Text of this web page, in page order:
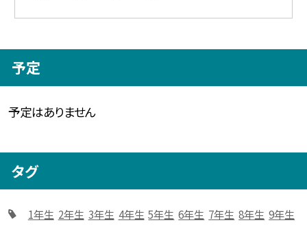
予定
予定はありません
タグ
1年生 2年生 3年生 4年生 5年生 6年生 7年生 8年生 9年生